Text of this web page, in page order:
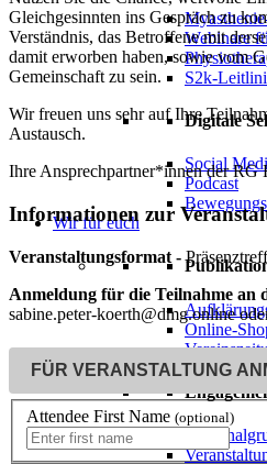
Webinare
S2k-
Digitale
Social
Podcast
Wir für euch
Online-
Gleichgesinnten ins Gespräch zu
Verständnis, das Betroffene mit
damit erworben haben, sowie vom
Gemeinschaft zu sein.
Wir freuen uns sehr auf Ihre
Austausch.
Ihre Ansprechpartner*innen der RG
Informationen zur
Veranstaltungsformat -
Anmeldung für die Teilnahme an
sabine.peter-koerth@dmg.online
FÜR VERANSTALTUNG
Attendee First Name (optional)